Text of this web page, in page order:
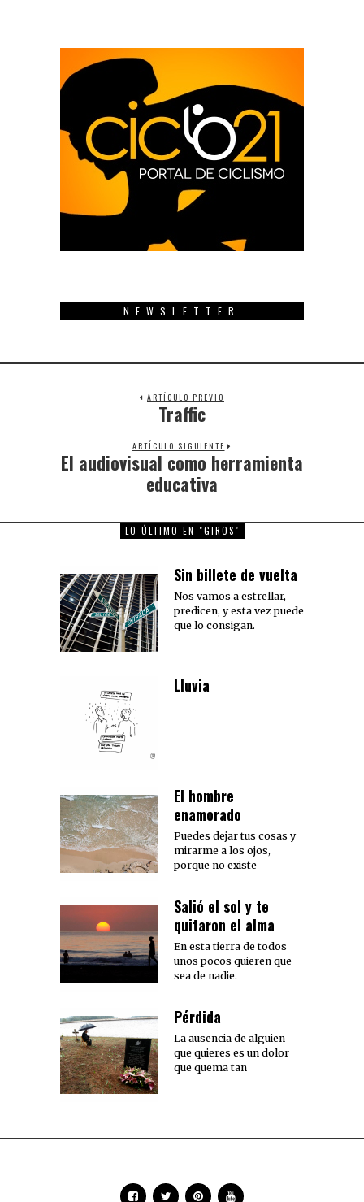
NEWSLETTER
ARTÍCULO PREVIO
Previous
Traffic
ARTÍCULO SIGUIENTE
Next
post:
El audiovisual como herramienta
educativa
LO ÚLTIMO EN "GIROS"
Sin billete de vuelta
Nos vamos a estrellar,
predicen, y esta vez puede
que lo consigan.
Lluvia
El hombre
enamorado
Puedes dejar tus cosas y
mirarme a los ojos,
porque no existe
Salió el sol y te
quitaron el alma
En esta tierra de todos
unos pocos quieren que
sea de nadie.
Pérdida
La ausencia de alguien
que quieres es un dolor
que quema tan